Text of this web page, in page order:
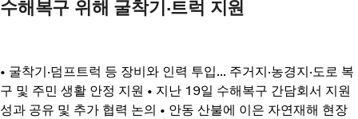
수해복구 위해 굴착기·트럭 지원
• 굴착기·덤프트럭 등 장비와 인력 투입... 주거지·농경지·도로 복
구 및 주민 생활 안정 지원 • 지난 19일 수해복구 간담회서 지원
성과 공유 및 추가 협력 논의 • 안동 산불에 이은 자연재해 현장